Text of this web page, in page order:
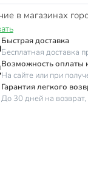
в магазинах
Быстрая доставка
Бесплатная доставка
Возможность оплаты
На сайте или при
Гарантия легкого
До 30 дней на